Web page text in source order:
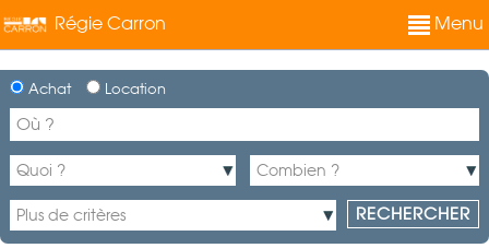
Régie Carron Menu
Achat Location